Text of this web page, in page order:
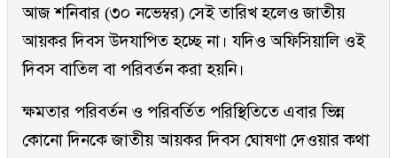
আজ শনিবার (৩০ নভেম্বর) সেই তারিখ হলেও জাতীয়
আয়কর দিবস উদযাপিত হচ্ছে না। যদিও অফিসিয়ালি ওই
দিবস বাতিল বা পরিবর্তন করা হয়নি।
ক্ষমতার পরিবর্তন ও পরিবর্তিত পরিস্থিতিতে এবার ভিন্ন
কোনো দিনকে জাতীয় আয়কর দিবস ঘোষণা দেওয়ার কথা